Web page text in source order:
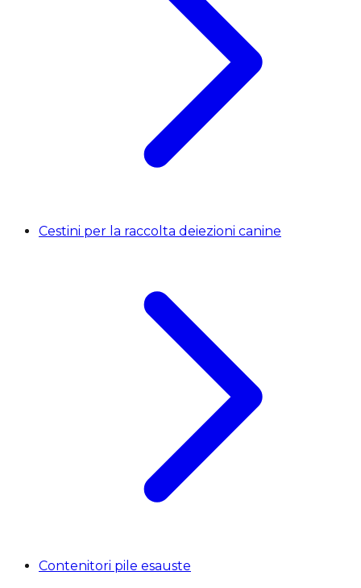
Cestini per la raccolta deiezioni canine
Contenitori pile esauste